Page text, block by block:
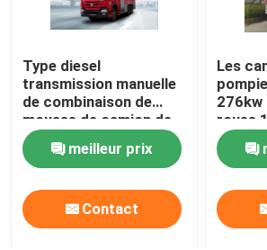
Type diesel
transmission manuelle
de combinaison de
mousse de camion de
pompiers de poudre
sèche
multifonctionnelle
meilleur prix
Contact
Les
276kw
roues
de